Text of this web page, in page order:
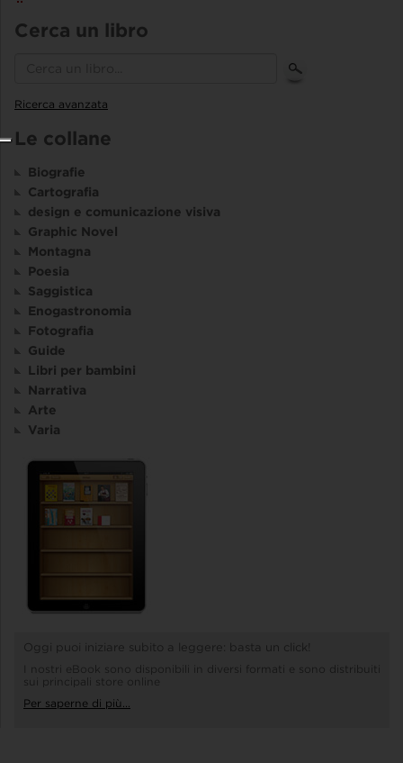
Cerca un libro
Ricerca avanzata
Le collane
Biografie
Cartografia
design e comunicazione visiva
Graphic Novel
Montagna
Poesia
Saggistica
Enogastronomia
Fotografia
Guide
Libri per bambini
Narrativa
Arte
Varia
Oggi puoi iniziare subito a leggere: basta un click!
I nostri eBook sono disponibili in diversi formati e sono distribuiti
sui principali store online
Per saperne di più...